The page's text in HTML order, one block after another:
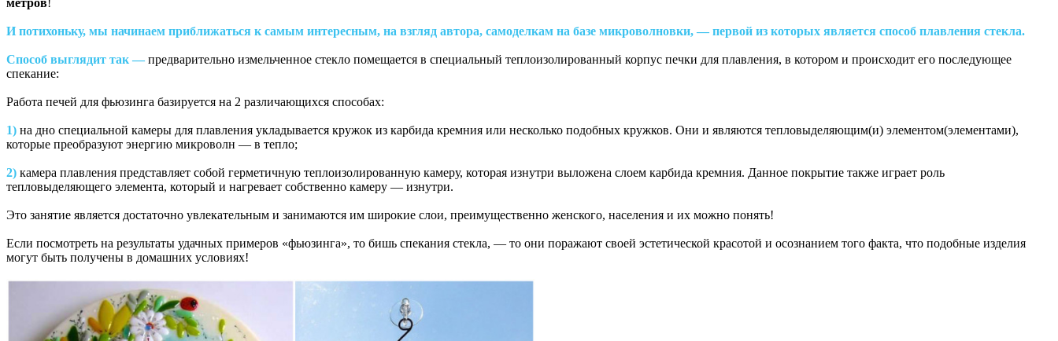
метров!
И потихоньку, мы начинаем приближаться к самым интересным, на взгляд автора, самоделкам на базе микроволновки, — первой из которых является способ плавления стекла.
Способ выглядит так — предварительно измельченное стекло помещается в специальный теплоизолированный корпус печки для плавления, в котором и происходит его последующее
спекание:
Работа печей для фьюзинга базируется на 2 различающихся способах:
1) на дно специальной камеры для плавления укладывается кружок из карбида кремния или несколько подобных кружков. Они и являются тепловыделяющим(и) элементом(элементами),
которые преобразуют энергию микроволн — в тепло;
2) камера плавления представляет собой герметичную теплоизолированную камеру, которая изнутри выложена слоем карбида кремния. Данное покрытие также играет роль
тепловыделяющего элемента, который и нагревает собственно камеру — изнутри.
Это занятие является достаточно увлекательным и занимаются им широкие слои, преимущественно женского, населения и их можно понять!
Если посмотреть на результаты удачных примеров «фьюзинга», то бишь спекания стекла, — то они поражают своей эстетической красотой и осознанием того факта, что подобные изделия
могут быть получены в домашних условиях!